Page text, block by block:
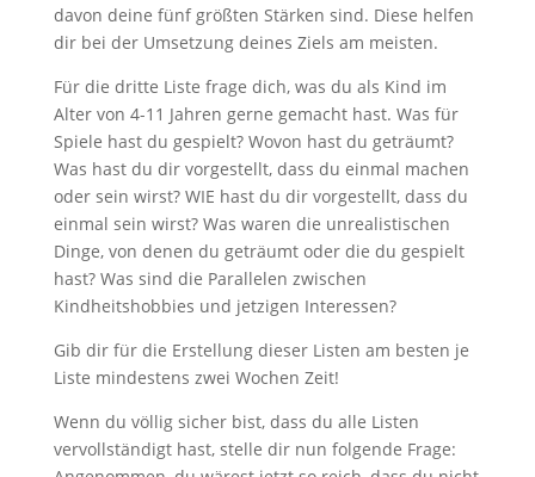
davon deine fünf größten Stärken sind. Diese helfen
dir bei der Umsetzung deines Ziels am meisten.
Für die dritte Liste frage dich, was du als Kind im
Alter von 4-11 Jahren gerne gemacht hast. Was für
Spiele hast du gespielt? Wovon hast du geträumt?
Was hast du dir vorgestellt, dass du einmal machen
oder sein wirst? WIE hast du dir vorgestellt, dass du
einmal sein wirst? Was waren die unrealistischen
Dinge, von denen du geträumt oder die du gespielt
hast? Was sind die Parallelen zwischen
Kindheitshobbies und jetzigen Interessen?
Gib dir für die Erstellung dieser Listen am besten je
Liste mindestens zwei Wochen Zeit!
Wenn du völlig sicher bist, dass du alle Listen
vervollständigt hast, stelle dir nun folgende Frage: